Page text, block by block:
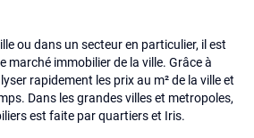
ou dans un secteur en particulier, il est
marché immobilier de la ville. Grâce à
rapidement les prix au m² de la ville et
Dans les grandes villes et metropoles,
est faite par quartiers et Iris.